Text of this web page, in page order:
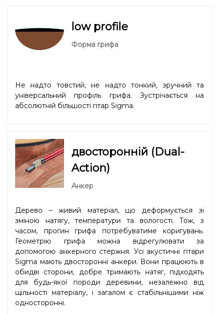
low profile
Форма грифа
Не надто товстий, не надто тонкий, зручний та
універсальний профіль грифа. Зустрічається на
абсолютній більшості гітар Sigma.
двосторонній (Dual-
Action)
Анкер
Дерево – живий матеріал, що деформується зі
зміною натягу, температури та вологості. Тож, з
часом, прогин грифа потребуватиме коригувань.
Геометрію грифа можна відрегулювати за
допомогою анкерного стержня. Усі акустичні гітари
Sigma мають двосторонні анкери. Вони працюють в
обидві сторони, добре тримають натяг, підходять
для будь-якої породи деревини, незалежно від
щільності матеріалу, і загалом є стабільнішими ніж
односторонні.